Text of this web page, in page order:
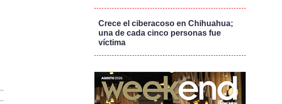
Crece el ciberacoso en Chihuahua;
una de cada cinco personas fue
víctima